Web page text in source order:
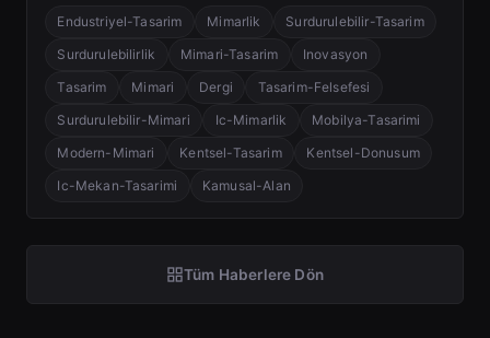
Endustriyel-Tasarim Mimarlik
Surdurulebilir-Tasarim
Surdurulebilirlik
Mimari-Tasarim
Inovasyon
Tasarim
Mimari Dergi
Tasarim-Felsefesi
Surdurulebilir-Mimari
Ic-Mimarlik
Mobilya-Tasarimi
Modern-Mimari
Kentsel-Tasarim
Kentsel-Donusum
Ic-Mekan-Tasarimi
Kamusal-Alan
Tüm Haberlere Dön